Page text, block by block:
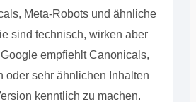
Meta-Robots und ähnliche
sind technisch, wirken aber
empfiehlt Canonicals,
oder sehr ähnlichen Inhalten
kenntlich zu machen.